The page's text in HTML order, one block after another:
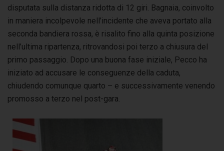
disputata sulla distanza ridotta di 12 giri. Bagnaia, coinvolto
in maniera incolpevole nell’incidente che aveva portato alla
seconda bandiera rossa, è risalito fino alla quinta posizione
nell’ultima ripartenza, ritrovandosi poi terzo a chiusura del
primo passaggio. Dopo una buona fase iniziale, Pecco ha
iniziato ad accusare le conseguenze della caduta,
chiudendo comunque quarto – e successivamente venendo
promosso a terzo nel post-gara.